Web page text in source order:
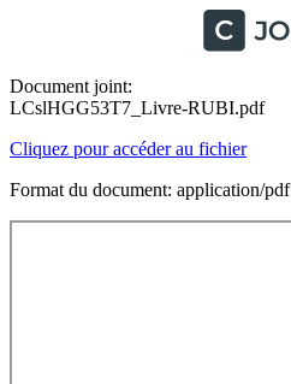
Document joint:
LCslHGG53T7_Livre-RUBI.pdf
Cliquez pour accéder au fichier
Format du document: application/pdf